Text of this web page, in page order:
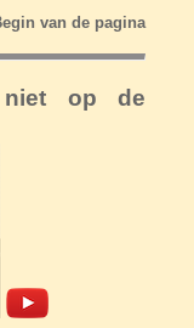
van de pagina
op de